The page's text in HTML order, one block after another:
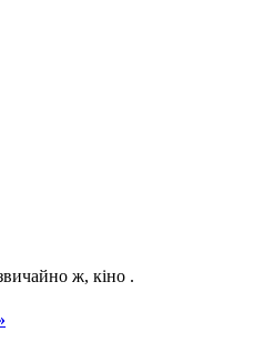
ж, кіно .